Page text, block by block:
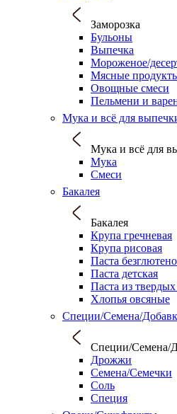
Заморозка
Бульоны
Выпечка
Мороженое/
Мясные
Овощные смеси
Пельмени и
Мука и всё для
Мука и всё для
Мука
Смеси
Бакалея
Бакалея
Крупа гречневая
Крупа рисовая
Паста
Паста детская
Паста из
Хлопья овсяные
Специи/Семена/
Специи/Семена/
Дрожжи
Семена/Семечки
Соль
Специя